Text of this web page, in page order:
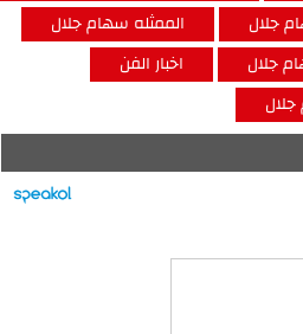
الممثله سهام جلال
جلال
اخبار الفن
جلال